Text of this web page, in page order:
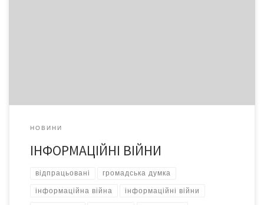
НОВИНИ
ІНФОРМАЦІЙНІ ВІЙНИ
відпрацьовані громадська думка
інформаційна війна інформаційні війни